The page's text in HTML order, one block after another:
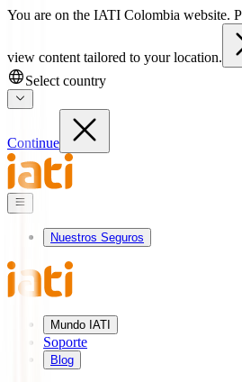
You are on the IATI Colombia website.
view content tailored to your location.
Select country
Continue
Nuestros Seguros
Mundo IATI
Soporte
Blog